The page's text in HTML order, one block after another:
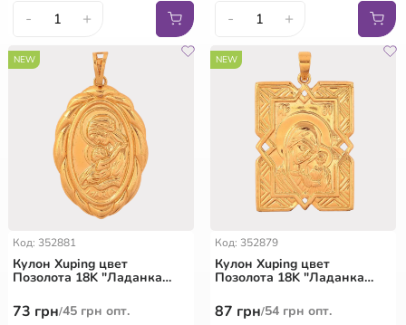
- + - +
NEW
Код: 352881
Кулон Xuping цвет
Позолота 18K "Ладанка
для цепочки до 7мм
73 грн/45 грн опт.
NEW
Код: 352879
Кулон Xuping цвет
Позолота 18K "Ладанка
цепочки до 7мм
87 грн/54 грн опт.